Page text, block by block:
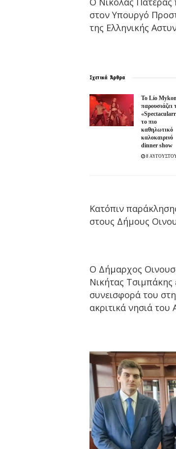
στον Υπουργό
της Ελληνικής
Σχετικά Άρθρα
Το Lío
παρουσιάζει
το πιο
καθηλωτικό
καλοκαιρινό
dinner show
8
Κατόπιν
στους Δήμους
Ο Δήμαρχος
Νικήτας
συνεισφορά του
ακριτικά νησιά του